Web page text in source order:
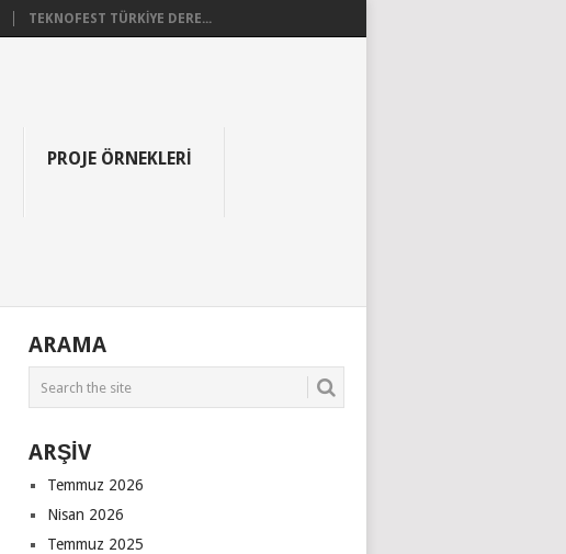
TEKNOFEST TÜRKİYE DERE...
PROJE ÖRNEKLERI
ARAMA
ARŞİV
Temmuz 2026
Nisan 2026
Temmuz 2025